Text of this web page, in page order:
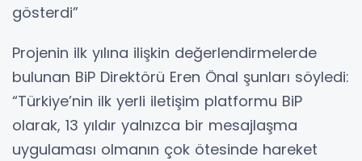
gösterdi”
Projenin ilk yılına ilişkin değerlendirmelerde
bulunan BiP Direktörü Eren Önal şunları söyledi:
“Türkiye’nin ilk yerli iletişim platformu BiP
olarak, 13 yıldır yalnızca bir mesajlaşma
uygulaması olmanın çok ötesinde hareket